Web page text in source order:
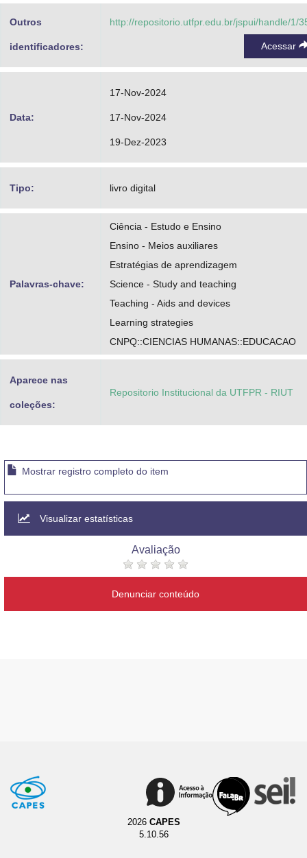
Outros
identificadores:
http://repositorio.utfpr.edu.br/jspui/handle/1/
Acessar
Data:
17-Nov-2024
17-Nov-2024
19-Dez-2023
Tipo: livro digital
Palavras-chave:
Ciência - Estudo e Ensino
Ensino - Meios auxiliares
Estratégias de aprendizagem
Science - Study and teaching
Teaching - Aids and devices
Learning strategies
CNPQ::CIENCIAS HUMANAS::EDUCACAO
Aparece nas
coleções:
Repositorio Institucional da UTFPR - RIUT
Mostrar registro completo do item
Visualizar estatísticas
Avaliação
Denunciar conteúdo
2026 CAPES
5.10.56